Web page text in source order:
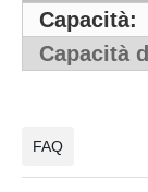
Capacità:
Capacità
FAQ